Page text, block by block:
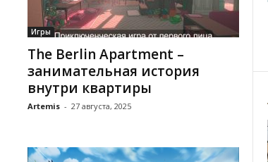
Игры
The Berlin Apartment –
занимательная история
внутри квартиры
Artemis - 27 августа, 2025